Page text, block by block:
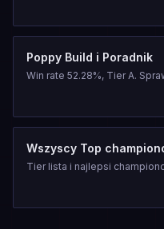
Poppy Build i Poradnik
Win rate 52.28%, Tier A.
Wszyscy Top
Tier lista i najlepsi